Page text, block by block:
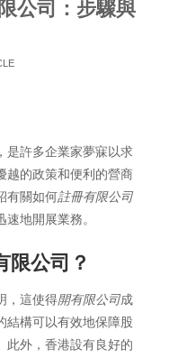
公司：步驟與
是許多企業家夢寐以求
越的政策和便利的營商
有關如何註冊有限公司
地開展業務。
限公司？
，這使得開有限公司成
結構可以有效地保障股
此外，香港設有良好的